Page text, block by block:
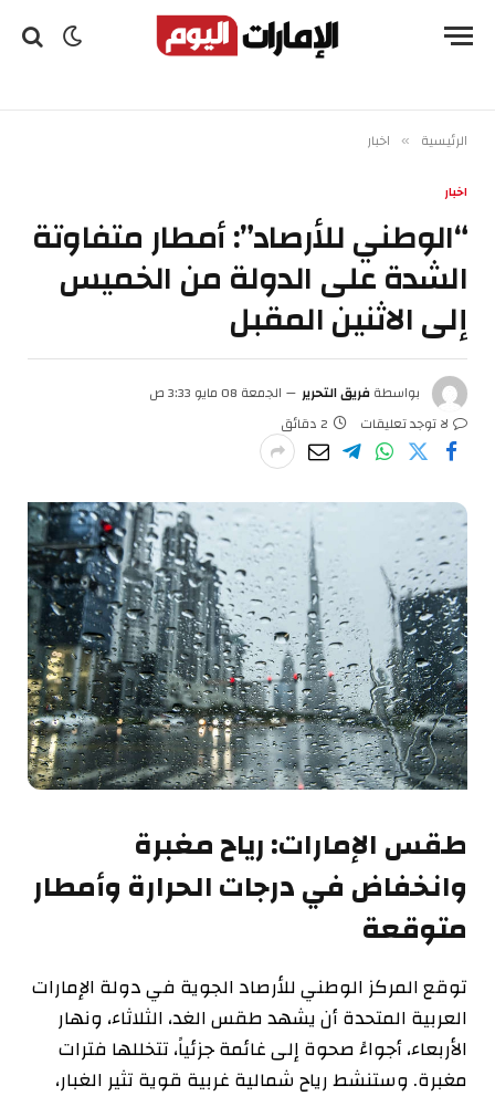
الرئيسية » اخبار
اخبار
“الوطني للأرصاد”: أمطار متفاوتة
الشدة على الدولة من الخميس
إلى الاثنين المقبل
بواسطةفريق التحرير
الجمعة 08 مايو 3:33 ص
لا توجد تعليقات
2 دقائق
طقس الإمارات: رياح مغبرة
وانخفاض في درجات الحرارة وأمطار
متوقعة
توقع المركز الوطني للأرصاد الجوية في دولة الإمارات
العربية المتحدة أن يشهد طقس الغد، الثلاثاء، ونهار
الأربعاء، أجواءً صحوة إلى غائمة جزئياً، تتخللها فترات
مغبرة. وستنشط رياح شمالية غربية قوية تثير الغبار،